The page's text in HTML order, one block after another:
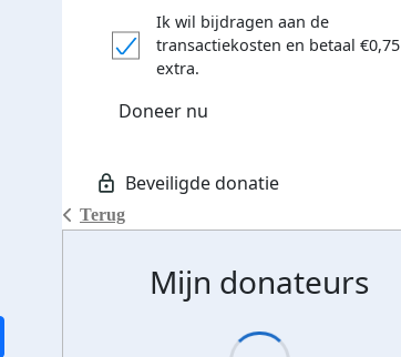
Terug
Ik wil bijdragen aan de
transactiekosten en betaal €0,75
extra.
Doneer nu
Mijn donateurs